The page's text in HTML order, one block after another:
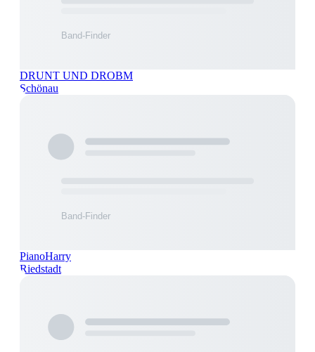
DRUNT UND DROBM
Schönau
PianoHarry
Riedstadt